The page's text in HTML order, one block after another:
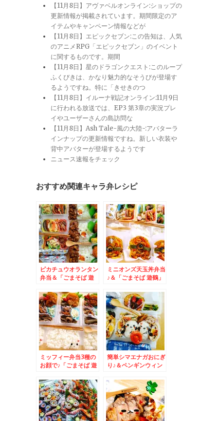
【11月8日】アヴァベルオンライン:ショップの
更新情報が掲載されています。期間限定のア
イテムやキャンペーン情報などが
【11月8日】エピックセブン:この告知は、人気
のアニメRPG「エピックセブン」のイベント
に関するものです。期間
【11月8日】星のドラゴンクエスト:このループ
ふくびきは、かなり魅力的なそうびが登場す
るようですね。特に「きせきのつ
【11月8日】イルーナ戦記オンライン:11月9日
に行われる放送では、EP3 第3章の実況プレ
イやユーザーさんの島訪問な
【11月8日】Ash Tale-風の大陸-:アバターラ
インナップの更新情報ですね。新しい衣装や
背中アバターが登場するようです
ニュース速報をチェック
おすすめ関連キャラ弁レシピ
ピカチュウオランタン
弁当＆「ごまそば 遊
´艸`*)ミニエビ天丼セ
ット蕎麦大盛ぃいいい
(*´艸`*)
ミニオンズ天玉丼弁当
♪＆「ごまそば 遊鶴」
チ」♪
ミッフィー弁当3種の
お顔で♪「ごまそば 遊
ニエビ天丼セット♪
簡単シマエナガおにぎ
り♪＆ペンギンウィン
遊鶴」さんのランチ☆
天丼セット♪